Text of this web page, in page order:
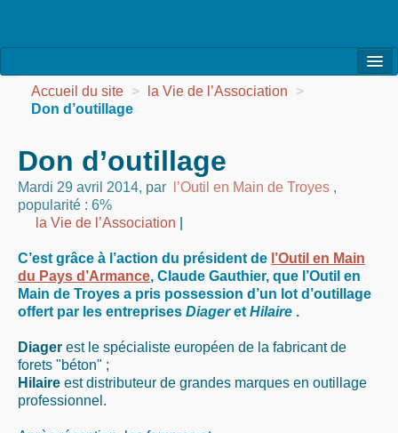
l’Association
la Vie des Ateliers
les Evénements
les Réalisations
Agenda
Contact
Accueil du site > la Vie de l’Association
>
Don d’outillage
Don d’outillage
Mardi 29 avril 2014, par l’Outil en Main de Troyes ,
popularité : 6%
la Vie de l’Association
C’est grâce à l’action du président de l’Outil en Main
du Pays d’Armance, Claude Gauthier, que l’Outil en
Main de Troyes a pris possession d’un lot d’outillage
offert par les entreprises Diager et Hilaire .
Diager est le spécialiste européen de la fabricant de
forets "béton" ;
Hilaire est distributeur de grandes marques en outillage
professionnel.